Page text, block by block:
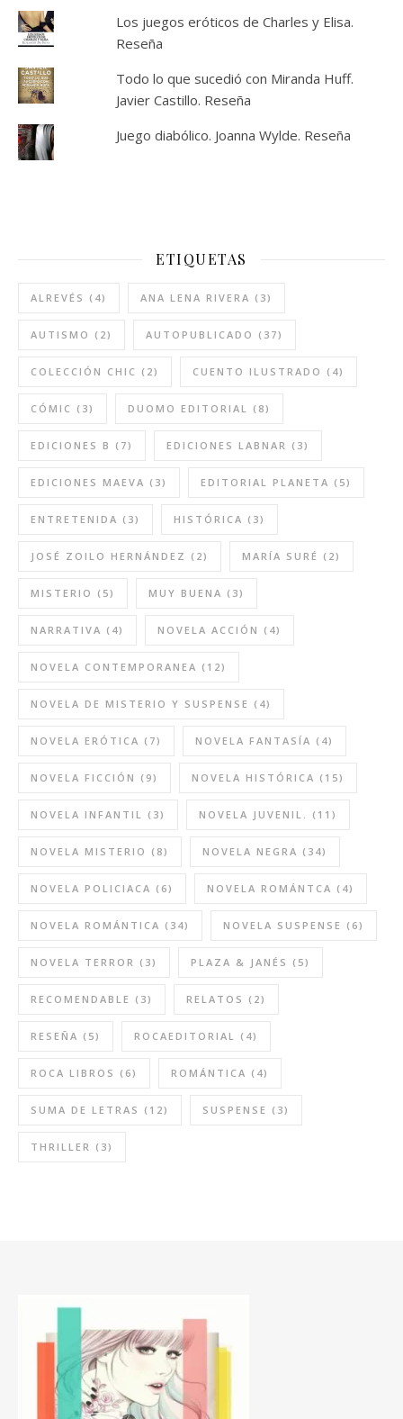
Los juegos eróticos de Charles y Elisa.
Reseña
Todo lo que sucedió con Miranda Huff.
Javier Castillo. Reseña
Juego diabólico. Joanna Wylde. Reseña
ETIQUETAS
ALREVÉS (4) ANA LENA RIVERA (3)
AUTISMO (2) AUTOPUBLICADO (37)
COLECCIÓN CHIC (2) CUENTO ILUSTRADO (4)
CÓMIC (3) DUOMO EDITORIAL (8)
EDICIONES B (7) EDICIONES LABNAR (3)
EDICIONES MAEVA (3) EDITORIAL PLANETA (5)
ENTRETENIDA (3) HISTÓRICA (3)
JOSÉ ZOILO HERNÁNDEZ (2) MARÍA SURÉ (2)
MISTERIO (5) MUY BUENA (3)
NARRATIVA (4) NOVELA ACCIÓN (4)
NOVELA CONTEMPORANEA (12)
NOVELA DE MISTERIO Y SUSPENSE (4)
NOVELA ERÓTICA (7) NOVELA FANTASÍA (4)
NOVELA FICCIÓN (9) NOVELA HISTÓRICA (15)
NOVELA INFANTIL (3) NOVELA JUVENIL. (11)
NOVELA MISTERIO (8) NOVELA NEGRA (34)
NOVELA POLICIACA (6) NOVELA ROMÁNTCA (4)
NOVELA ROMÁNTICA (34) NOVELA SUSPENSE (6)
NOVELA TERROR (3) PLAZA & JANÉS (5)
RECOMENDABLE (3) RELATOS (2)
RESEÑA (5) ROCAEDITORIAL (4)
ROCA LIBROS (6) ROMÁNTICA (4)
SUMA DE LETRAS (12) SUSPENSE (3)
THRILLER (3)